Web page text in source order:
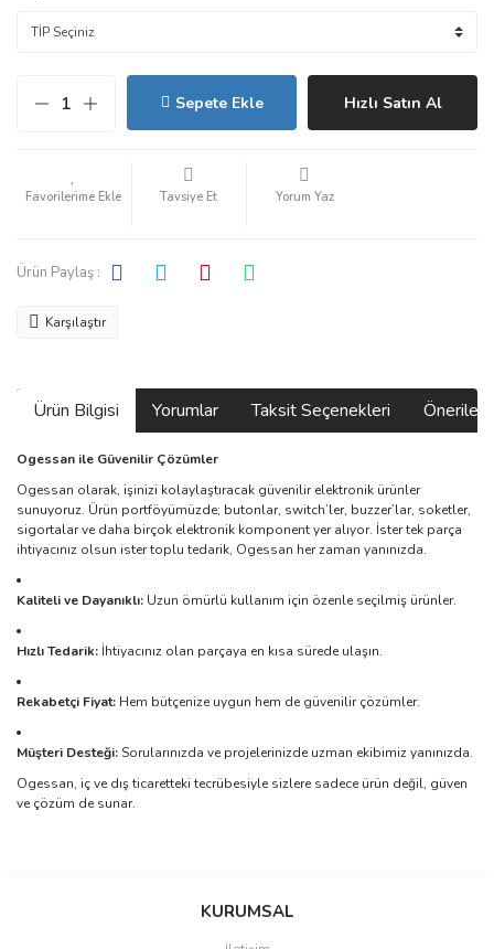
Sepete Ekle Hızlı Satın Al
Tavsiye Et Yorum Yaz
Ürün Paylaş :
Karşılaştır
Ürün Bilgisi Yorumlar Taksit Seçenekleri
Ogessan ile Güvenilir Çözümler
Ogessan olarak, işinizi kolaylaştıracak güvenilir elektronik ürünler
sunuyoruz. Ürün portföyümüzde; butonlar, switch’ler, buzzer’lar, soketler,
sigortalar ve daha birçok elektronik komponent yer alıyor. İster tek parça
ihtiyacınız olsun ister toplu tedarik, Ogessan her zaman yanınızda.
Kaliteli ve Dayanıklı: Uzun ömürlü kullanım için özenle seçilmiş ürünler.
Hızlı Tedarik: İhtiyacınız olan parçaya en kısa sürede ulaşın.
Rekabetçi Fiyat: Hem bütçenize uygun hem de güvenilir çözümler.
Müşteri Desteği:Sorularınızda ve projelerinizde uzman ekibimiz yanınızda.
Ogessan, iç ve dış ticaretteki tecrübesiyle sizlere sadece ürün değil, güven
ve çözüm de sunar.
Bu ürüne ilk yorumu siz yapın!
KURUMSAL